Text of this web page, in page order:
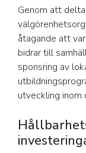
Genom att
åtagande att
bidrar till
sponsring av
utveckling inom